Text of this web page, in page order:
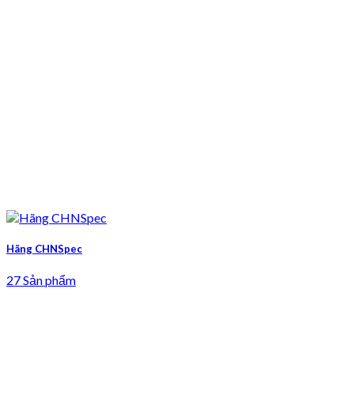
Hãng CHNSpec
27 Sản phẩm